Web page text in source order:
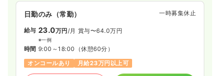
日勤のみ（常勤） 一時募集休止
給与 23.0万円 /月 賞与〜64.0万円
※一例
時間 9:00～18:00 （休憩60分）
オンコールあり
月給23万円以上可